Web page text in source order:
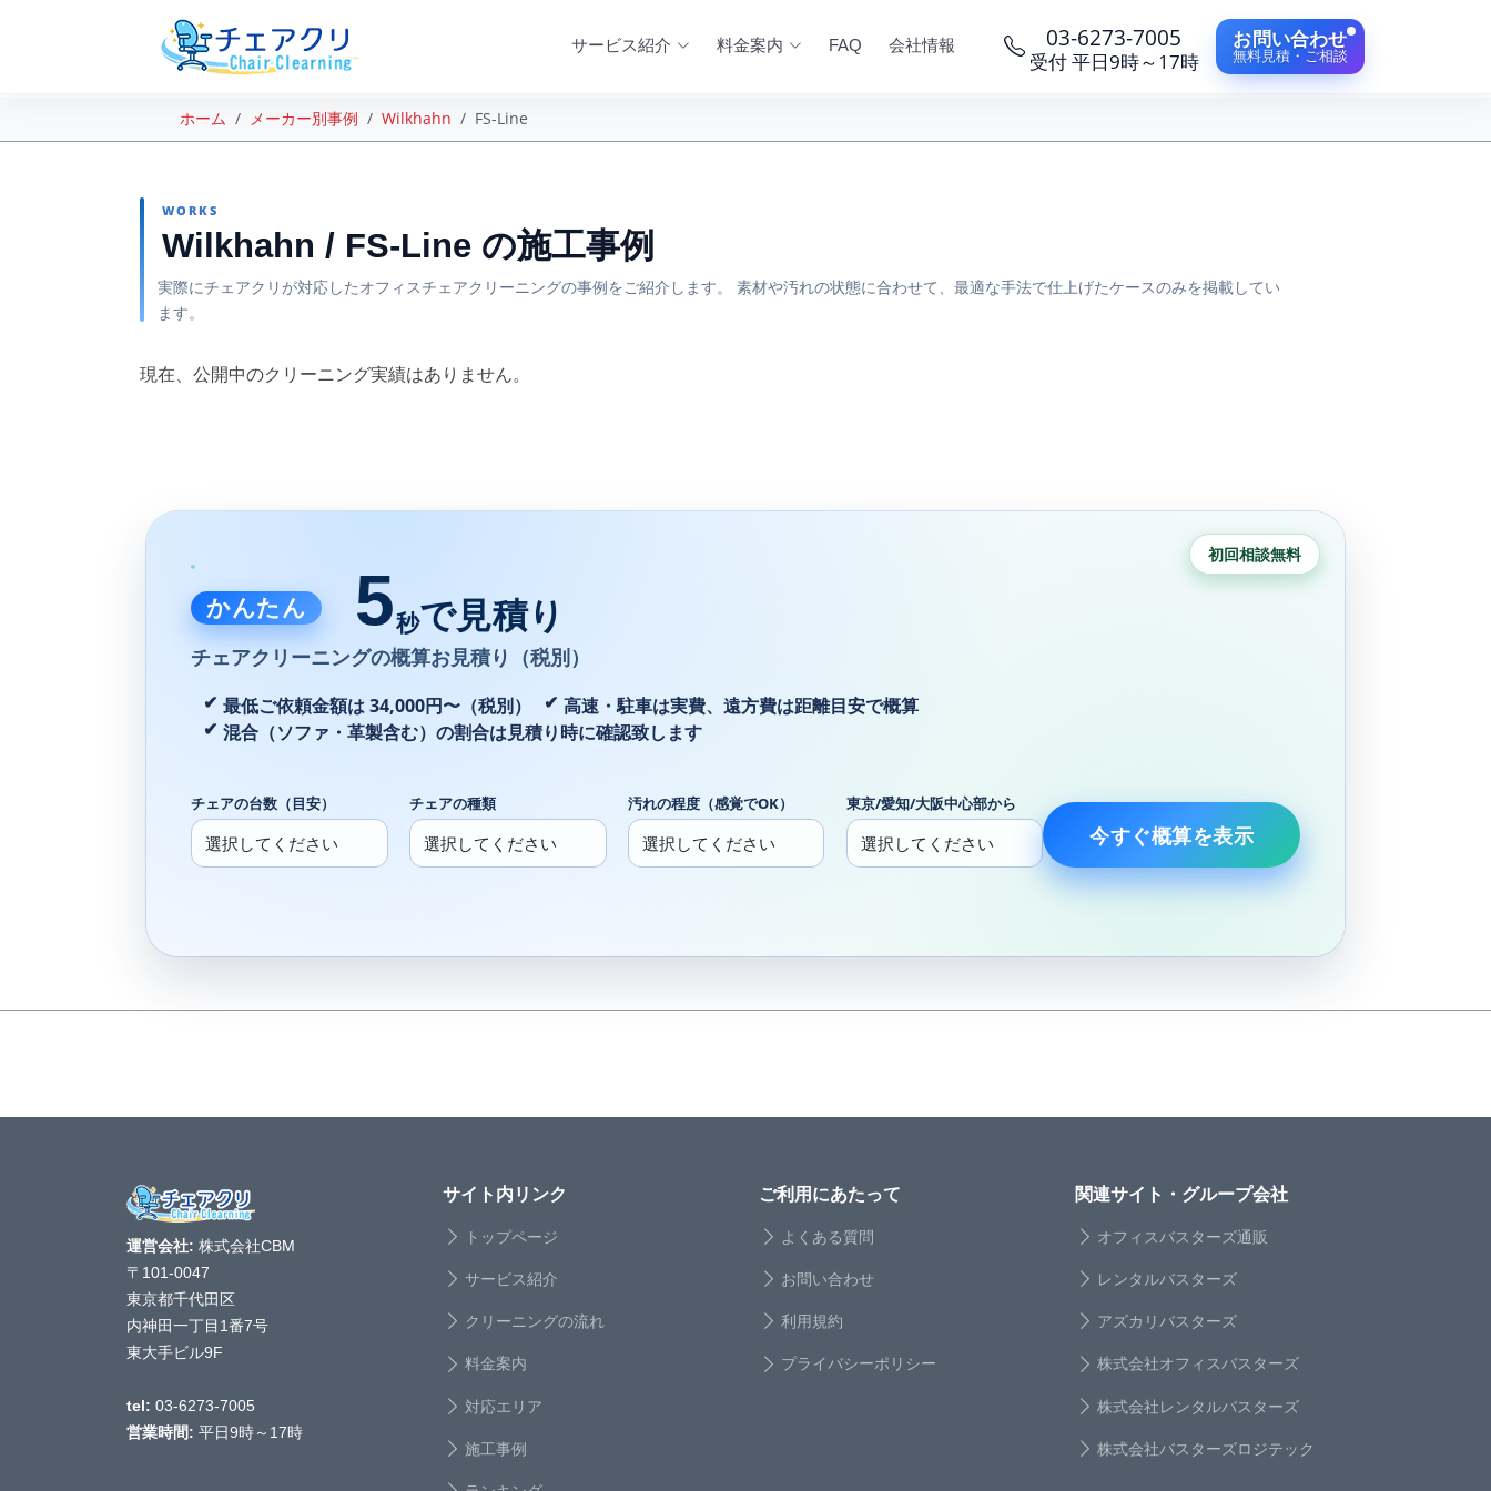
サービス紹介 料金案内 FAQ 会社情報 03-6273-7005
受付 平日9時～17時
お問い合わせ
無料見積・ご相談
ホーム メーカー別事例 Wilkhahn FS-Line
WORKS
Wilkhahn / FS-Line の施工事例
実際にチェアクリが対応したオフィスチェアクリーニングの事例をご紹介します。 素材や汚れの状態に合わせて、最適な手法で仕上げたケースのみを掲載してい
ます。
現在、公開中のクリーニング実績はありません。
初回相談無料
かんたん 5秒で見積り
チェアクリーニングの概算お見積り（税別）
最低ご依頼金額は 34,000円〜（税別）
高速・駐車は実費、遠方費は距離目安で概算
混合（ソファ・革製含む）の割合は見積り時に確認致します
チェアの台数（目安） チェアの種類 汚れの程度（感覚でOK） 東京/愛知/大阪中心部から
今すぐ概算を表示
運営会社: 株式会社CBM
〒101-0047
東京都千代田区
内神田一丁目1番7号
東大手ビル9F
tel: 03-6273-7005
営業時間: 平日9時～17時
サイト内リンク
トップページ
サービス紹介
クリーニングの流れ
料金案内
対応エリア
施工事例
ご利用にあたって
よくある質問
お問い合わせ
利用規約
プライバシーポリシー
関連サイト・グループ会社
オフィスバスターズ通販
レンタルバスターズ
アズカリバスターズ
株式会社オフィスバスターズ
株式会社レンタルバスターズ
株式会社バスターズロジテック